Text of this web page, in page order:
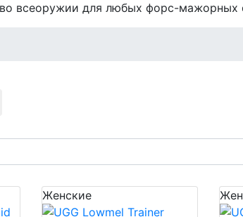
всеоружии для любых форс-мажорных
Женские